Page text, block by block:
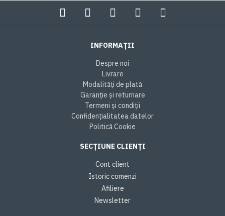
INFORMAȚII
Despre noi
Livrare
Modalități de plată
Garanție și returnare
Termeni și condiții
Confidențialitatea datelor
Politică Cookie
SECȚIUNE CLIENȚI
Cont client
Istoric comenzi
Afiliere
Newsletter